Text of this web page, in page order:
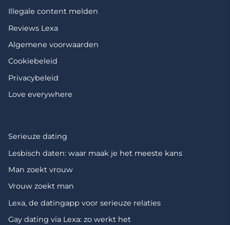
Illegale content melden
Reviews Lexa
Algemene voorwaarden
Cookiebeleid
Privacybeleid
Love everywhere
Serieuze dating
Lesbisch daten: waar maak je het meeste kans
Man zoekt vrouw
Vrouw zoekt man
Lexa, de datingapp voor serieuze relaties
Gay dating via Lexa: zo werkt het